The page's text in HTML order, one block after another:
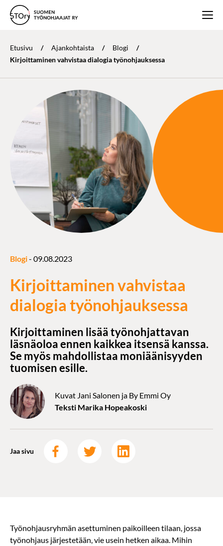
Etusivu / Ajankohtaista / Blogi
/
Kirjoittaminen vahvistaa dialogia työnohjauksessa
Blogi- 09.08.2023
Kirjoittaminen vahvistaa
dialogia työnohjauksessa
Kirjoittaminen lisää työnohjattavan
läsnäoloa ennen kaikkea itsensä kanssa.
Se myös mahdollistaa moniäänisyyden
tuomisen esille.
Kuvat Jani Salonen ja By Emmi Oy
Teksti Marika Hopeakoski
Jaa sivu
Työnohjausryhmän asettuminen paikoilleen tilaan, jossa
työnohjaus järjestetään, vie usein hetken aikaa. Mihin